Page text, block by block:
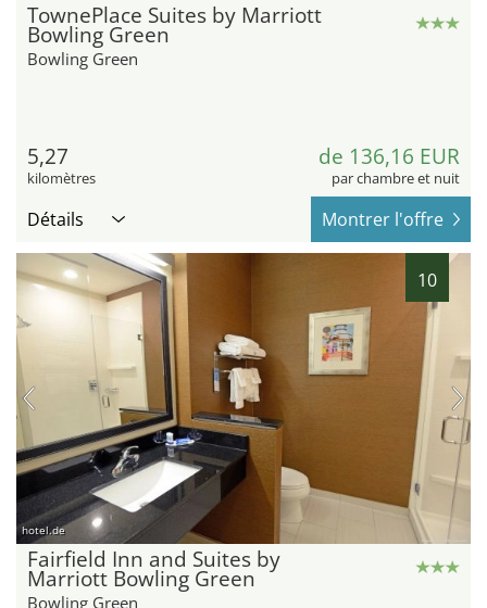
TownePlace Suites by Marriott
Bowling Green
Bowling Green
5,27
kilomètres
de 136,16 EUR
par chambre et nuit
Détails Montrer l'offre
10
hotel.de
Fairfield Inn and Suites by
Marriott Bowling Green
Bowling Green